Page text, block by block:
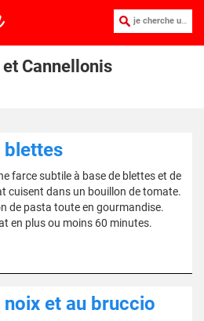
je cherche une recette :
Cannellonis
blettes
farce subtile à base de blettes et de
cuisent dans un bouillon de tomate.
de pasta toute en gourmandise.
en plus ou moins 60 minutes.
noix et au bruccio